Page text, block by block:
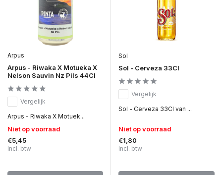
Arpus
Arpus - Riwaka X Motueka X
Nelson Sauvin Nz Pils 44Cl
Vergelijk
Arpus - Riwaka X Motuek...
Niet op voorraad
€5,45
Incl. btw
Sol
Sol - Cerveza 33Cl
Vergelijk
Sol - Cerveza 33Cl van ...
Niet op voorraad
€1,80
Incl. btw